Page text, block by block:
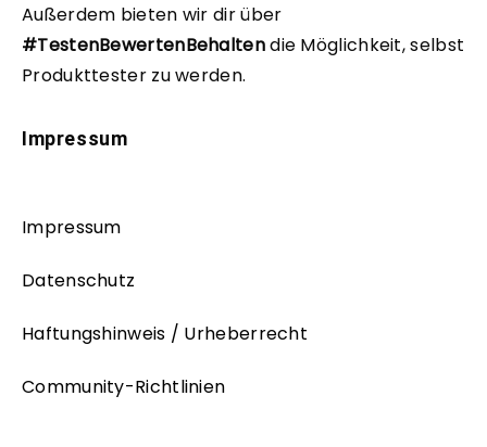
Außerdem bieten wir dir über
#TestenBewertenBehaltendie Möglichkeit, selbst
Produkttester zu werden.
Impressum
Impressum
Datenschutz
Haftungshinweis / Urheberrecht
Community-Richtlinien